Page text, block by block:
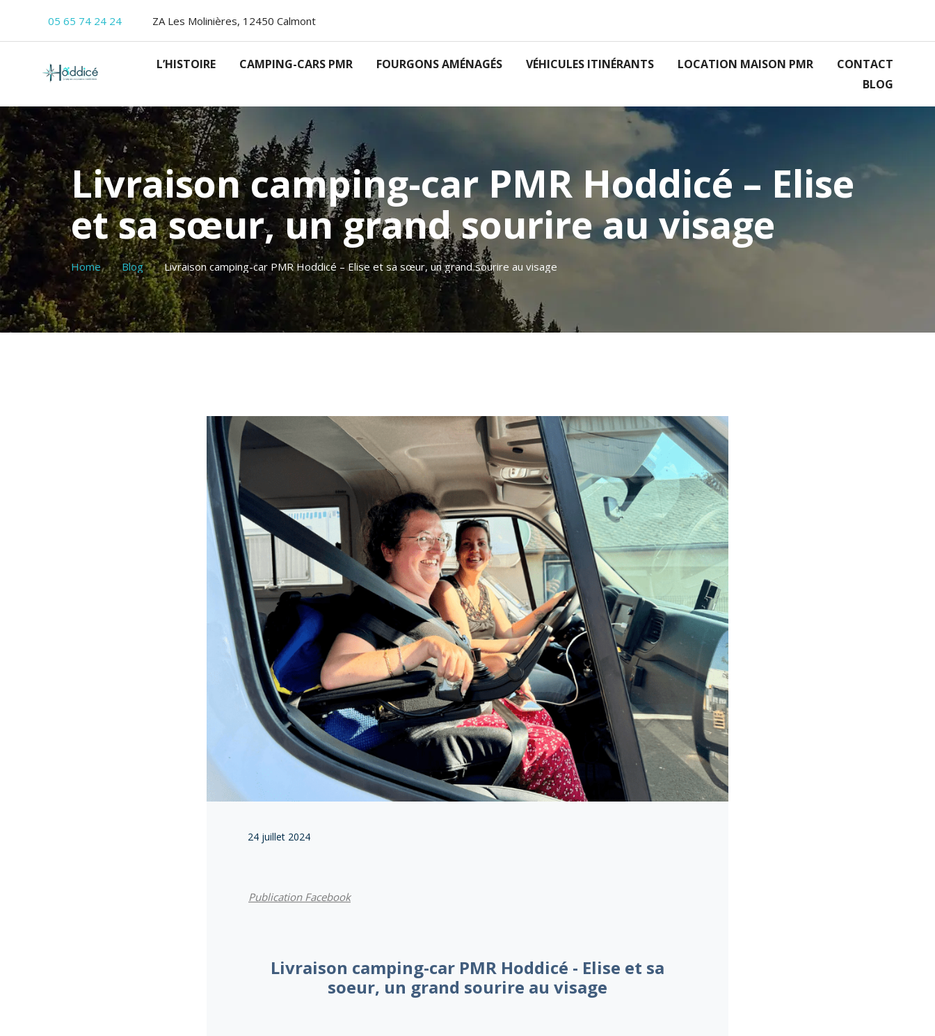
05 65 74 24 24 ZA Les Molinières, 12450 Calmont
L’HISTOIRE CAMPING-CARS PMR FOURGONS AMÉNAGÉS VÉHICULES ITINÉRANTS LOCATION MAISON PMR
CONTACT
BLOG
Livraison camping-car PMR Hoddicé – Elise
et sa sœur, un grand sourire au visage
Home Blog Livraison camping-car PMR Hoddicé – Elise et sa sœur, un grand sourire au visage
24 juillet 2024
Publication Facebook
Livraison camping-car PMR Hoddicé - Elise et sa
soeur, un grand sourire au visage